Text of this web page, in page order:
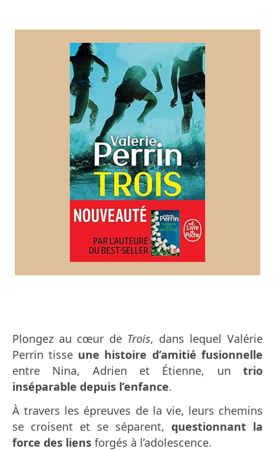
Plongez au cœur de Trois, dans lequel Valérie
Perrin tisse une histoire d’amitié fusionnelle
entre Nina, Adrien et Étienne, un trio
inséparable depuis l’enfance.
À travers les épreuves de la vie, leurs chemins
se croisent et se séparent, questionnant la
force des liens forgés à l’adolescence.